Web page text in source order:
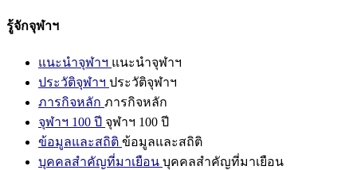
รู้จักจุฬาฯ
แนะนำจุฬาฯ แนะนำจุฬาฯ
ประวัติจุฬาฯ ประวัติจุฬาฯ
ภารกิจหลัก ภารกิจหลัก
จุฬาฯ 100 ปี จุฬาฯ 100 ปี
ข้อมูลและสถิติ ข้อมูลและสถิติ
บุคคลสำคัญที่มาเยือน บุคคลสำคัญที่มาเยือน